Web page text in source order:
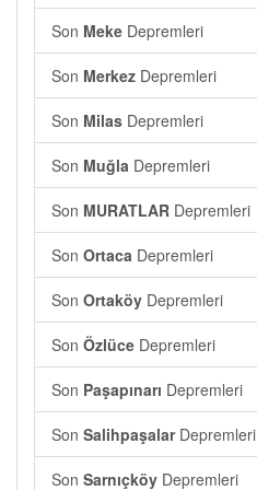
Son Meke Depremleri
Son Merkez Depremleri
Son Milas Depremleri
Son Muğla Depremleri
Son MURATLAR Depremleri
Son Ortaca Depremleri
Son Ortaköy Depremleri
Son Özlüce Depremleri
Son Paşapınarı Depremleri
Son SalihpaşalarDepremleri
Son Sarnıçköy Depremleri